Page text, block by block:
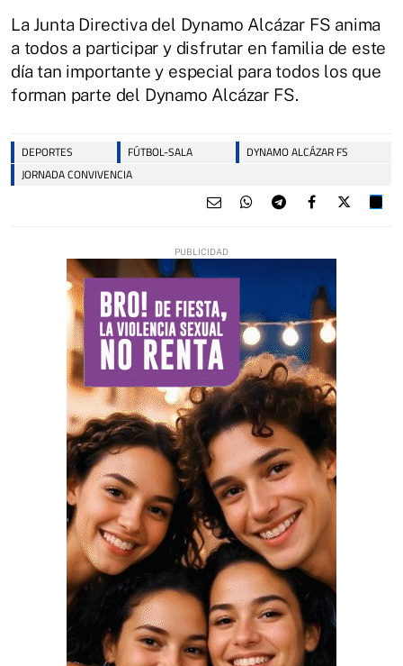
La Junta Directiva del Dynamo Alcázar FS anima
a todos a participar y disfrutar en familia de este
día tan importante y especial para todos los que
forman parte del Dynamo Alcázar FS.
DEPORTES FÚTBOL-SALA
DYNAMO ALCÁZAR FS
JORNADA CONVIVENCIA